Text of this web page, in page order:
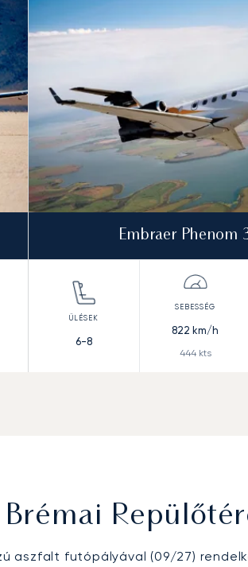
(km)
Embraer Phenom
6-8
822 km/h
444kts
aszfalt futópályával (09/27)